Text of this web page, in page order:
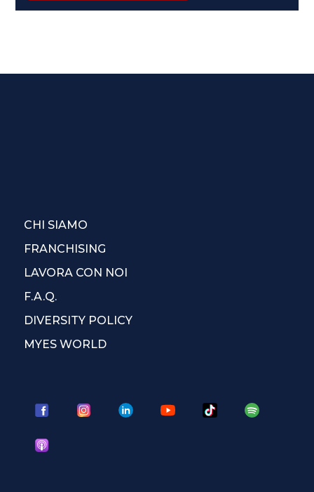
CHI SIAMO
FRANCHISING
LAVORA CON NOI
F.A.Q.
DIVERSITY POLICY
MYES WORLD